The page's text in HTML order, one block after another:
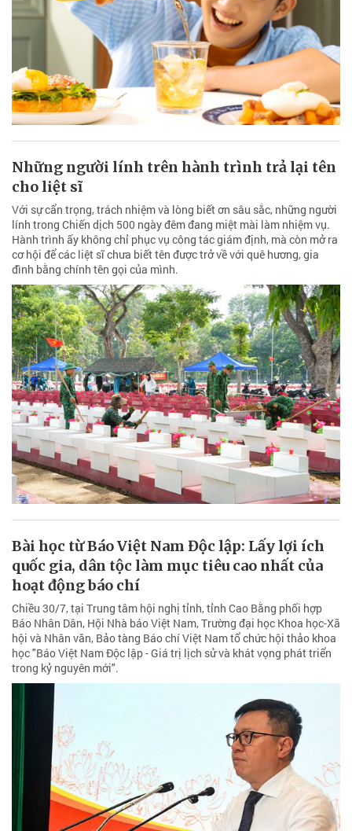
Những người lính trên hành trình trả lại tên
cho liệt sĩ
Với sự cẩn trọng, trách nhiệm và lòng biết ơn sâu sắc, những người
lính trong Chiến dịch 500 ngày đêm đang miệt mài làm nhiệm vụ.
Hành trình ấy không chỉ phục vụ công tác giám định, mà còn mở ra
cơ hội để các liệt sĩ chưa biết tên được trở về với quê hương, gia
đình bằng chính tên gọi của mình.
Bài học từ Báo Việt Nam Độc lập: Lấy lợi ích
quốc gia, dân tộc làm mục tiêu cao nhất của
hoạt động báo chí
Chiều 30/7, tại Trung tâm hội nghị tỉnh, tỉnh Cao Bằng phối hợp
Báo Nhân Dân, Hội Nhà báo Việt Nam, Trường đại học Khoa học-Xã
hội và Nhân văn, Bảo tàng Báo chí Việt Nam tổ chức hội thảo khoa
học "Báo Việt Nam Độc lập - Giá trị lịch sử và khát vọng phát triển
trong kỷ nguyên mới".